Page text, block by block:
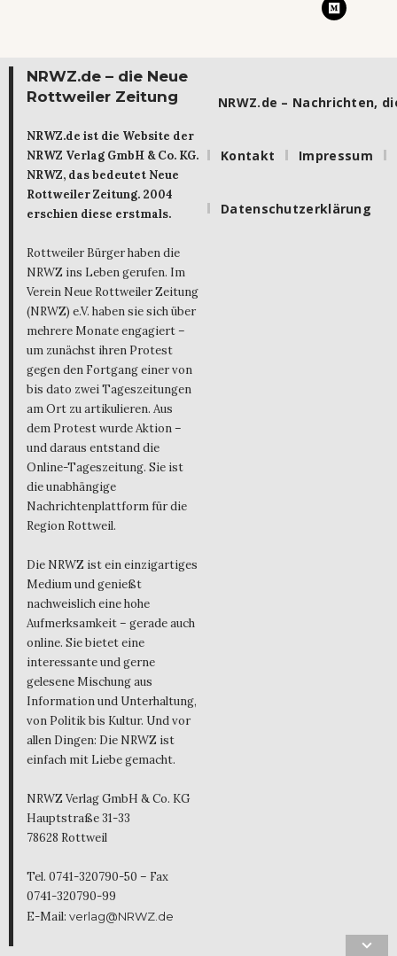
NRWZ.de – die Neue
Rottweiler Zeitung
NRWZ.de ist die Website der
NRWZ Verlag GmbH & Co. KG.
NRWZ, das bedeutet Neue
Rottweiler Zeitung. 2004
erschien diese erstmals.
Rottweiler Bürger haben die
NRWZ ins Leben gerufen. Im
Verein Neue Rottweiler Zeitung
(NRWZ) e.V. haben sie sich über
mehrere Monate engagiert –
um zunächst ihren Protest
gegen den Fortgang einer von
bis dato zwei Tageszeitungen
am Ort zu artikulieren. Aus
dem Protest wurde Aktion –
und daraus entstand die
Online-Tageszeitung. Sie ist
die unabhängige
Nachrichtenplattform für die
Region Rottweil.
Die NRWZ ist ein einzigartiges
Medium und genießt
nachweislich eine hohe
Aufmerksamkeit – gerade auch
online. Sie bietet eine
interessante und gerne
gelesene Mischung aus
Information und Unterhaltung,
von Politik bis Kultur. Und vor
allen Dingen: Die NRWZ ist
einfach mit Liebe gemacht.
NRWZ Verlag GmbH & Co. KG
Hauptstraße 31-33
78628 Rottweil
Tel. 0741-320790-50 – Fax
0741-320790-99
E-Mail: verlag@NRWZ.de
NRWZ.de – Nachrichten,
Kontakt Impressum
Datenschutzerklärung